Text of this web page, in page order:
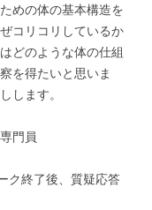
めの体の基本構造を
コリコリしているか
どのような体の仕組
を得たいと思いま
します。
門員
ク終了後、質疑応答